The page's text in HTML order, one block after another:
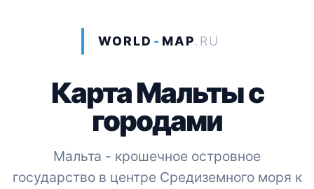
WORLD - MAP.RU
Карта Мальты с
городами
Мальта - крошечное островное
государство в центре Средиземного моря к